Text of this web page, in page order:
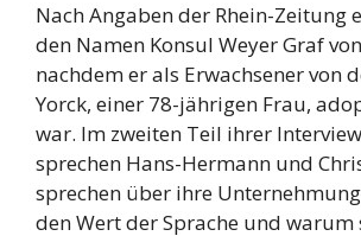
Nach Angaben der Rhein-Zeitung
den Namen Konsul Weyer Graf
nachdem er als Erwachsener von
Yorck, einer 78-jährigen Frau,
war. Im zweiten Teil ihrer
sprechen Hans-Hermann und
sprechen über ihre
den Wert der Sprache und warum